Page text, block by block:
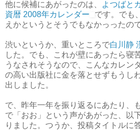
他に候補にあがったのは、 よつばと
資暦 2008年カレンダー
です。でも
えかというとそうでもなかっったの
渋いというか、重いところで白川静
した。でも、これが壁にあったら寝
うなされそうなので、こんなカレン
の高い出版社に金を落とせずもうし
出しました。
で、昨年一年を振り返るにあたり、
で「おお」という声があがった、以
りました。つうか、投稿タイトルに